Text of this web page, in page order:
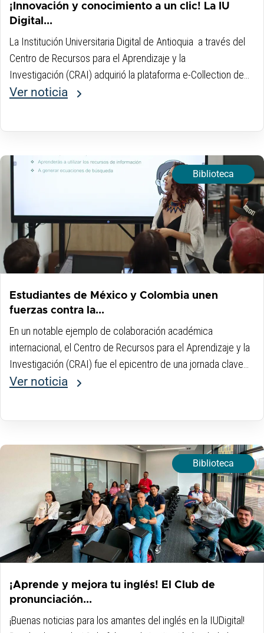
¡Innovación y conocimiento a un clic! La IU
Digital...
La Institución Universitaria Digital de Antioquia a través del
Centro de Recursos para el Aprendizaje y la
Investigación (CRAI) adquirió la plataforma e-Collection de
Icontec. Esta nueva herramienta digital, representa un
Ver noticia
Biblioteca
Estudiantes de México y Colombia unen
fuerzas contra la...
En un notable ejemplo de colaboración académica
internacional, el Centro de Recursos para el Aprendizaje y la
Investigación (CRAI) fue el epicentro de una jornada clave
para el avance científico...
Ver noticia
Biblioteca
¡Aprende y mejora tu inglés! El Club de
pronunciación...
¡Buenas noticias para los amantes del inglés en la IUDigital!